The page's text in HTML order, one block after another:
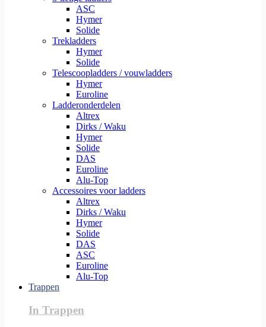
ASC
Hymer
Solide
Trekladders
Hymer
Solide
Telescoopladders / vouwladders
Hymer
Euroline
Ladderonderdelen
Altrex
Dirks / Waku
Hymer
Solide
DAS
Euroline
Alu-Top
Accessoires voor ladders
Altrex
Dirks / Waku
Hymer
Solide
DAS
ASC
Euroline
Alu-Top
Trappen
In Trappen